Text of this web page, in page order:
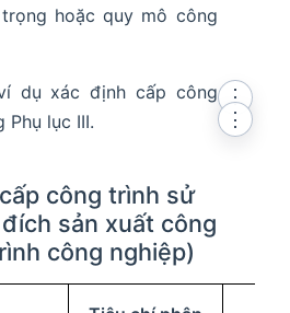
hoặc quy mô công
dụ xác định cấp công
Phụ lục III.
⋮
công trình sử
sản xuất công
công nghiệp)
⋮